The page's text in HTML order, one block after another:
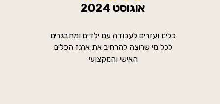
אוגוסט 2024
כלים ועזרים לעבודה עם ילדים ומתבגרים
לכל מי שרוצה להרחיב את ארגז הכלים
האישי והמקצועי